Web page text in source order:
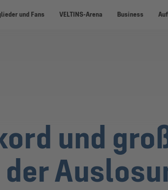
und Fans VELTINS-Arena Business
und